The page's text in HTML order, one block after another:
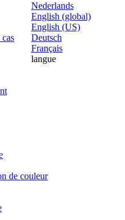
Nederlands
English (global)
English (US)
Deutsch
Français
langue
cas
de couleur